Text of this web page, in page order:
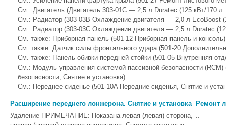
См.: Двигатель (Двигатель 303-01C — 2,5 л Duratec (125 кВт/170 л.
См.: Радиатор (303-03B Охлаждение двигателя — 2,0 л EcoBoost
См.: Радиатор (303-03C Охлаждение двигателя — 2,5 л Duratec
См. также: Приборная панель (501-12 Приборная панель и
См. также: Датчик силы фронтального удара (501-20
См. также: Панель обивки передней стойки (501-05 Внутренняя
См.: Модуль управления системой пассивной безопасности
безопасности, Снятие и установка).
См.: Переднее сиденье (501-10A Передние сиденья, Снятие и
Расширение переднего лонжерона. Снятие и установка
Удаление ПРИМЕЧАНИЕ: Показана левая (левая) сторона,
Ремонт
..